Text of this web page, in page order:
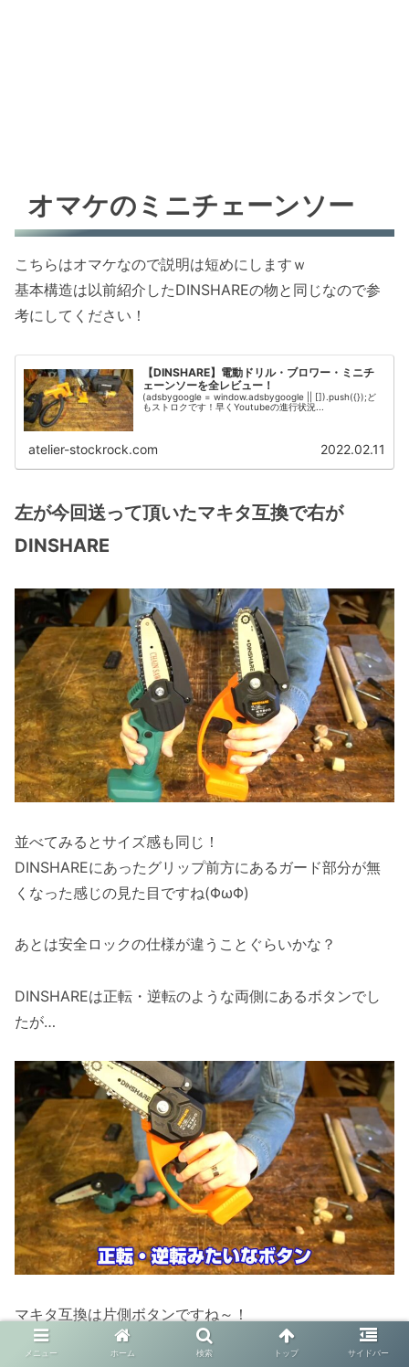
オマケのミニチェーンソー
こちらはオマケなので説明は短めにしますｗ
基本構造は以前紹介したDINSHAREの物と同じなので参
考にしてください！
【DINSHARE】電動ドリル・ブロワー・ミニチ
ェーンソーを全レビュー！
(adsbygoogle = window.adsbygoogle || []).push({});ど
もストロクです！早くYoutubeの進行状況...
atelier-stockrock.com 2022.02.11
左が今回送って頂いたマキタ互換で右が
DINSHARE
並べてみるとサイズ感も同じ！
DINSHAREにあったグリップ前方にあるガード部分が無
くなった感じの見た目ですね(ΦωΦ)
あとは安全ロックの仕様が違うことぐらいかな？
DINSHAREは正転・逆転のような両側にあるボタンでし
たが…
マキタ互換は片側ボタンですね～！
メニュー ホーム 検索 トップ サイドバー